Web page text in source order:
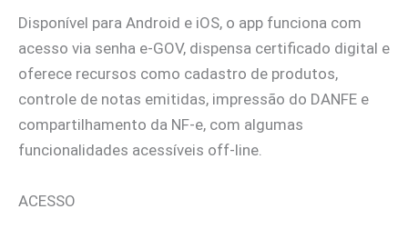
Disponível para Android e iOS, o app funciona com
acesso via senha e-GOV, dispensa certificado digital e
oferece recursos como cadastro de produtos,
controle de notas emitidas, impressão do DANFE e
compartilhamento da NF-e, com algumas
funcionalidades acessíveis off-line.
ACESSO